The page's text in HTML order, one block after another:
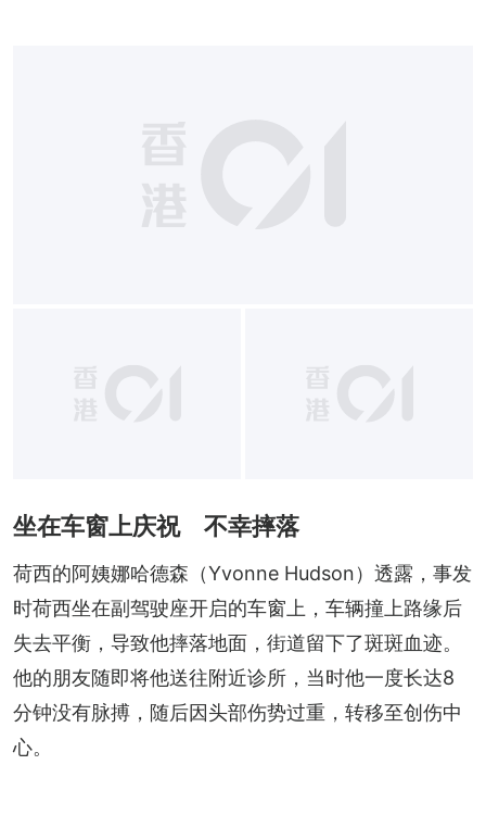
坐在车窗上庆祝 不幸摔落
荷西的阿姨娜哈德森（Yvonne Hudson）透露，事发
时荷西坐在副驾驶座开启的车窗上，车辆撞上路缘后
失去平衡，导致他摔落地面，街道留下了斑斑血迹。
他的朋友随即将他送往附近诊所，当时他一度长达8
分钟没有脉搏，随后因头部伤势过重，转移至创伤中
心。